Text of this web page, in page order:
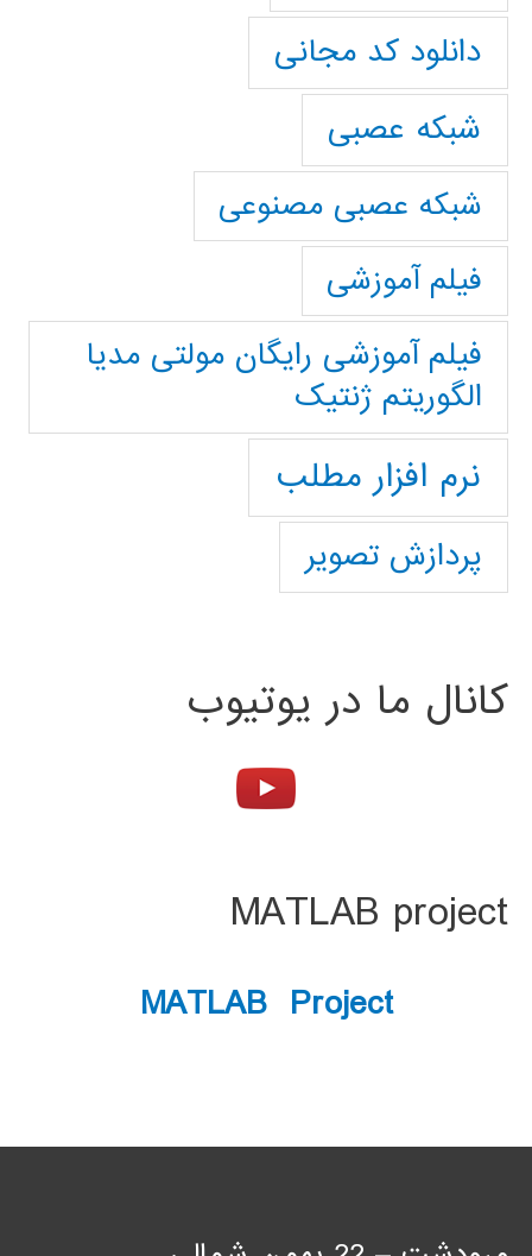
دانلود کد مجانی
شبکه عصبی
شبکه عصبی مصنوعی
فیلم آموزشی
فیلم آموزشی رایگان مولتی مدیا
الگوریتم ژنتیک
نرم افزار مطلب
پردازش تصویر
کانال ما در یوتیوب
MATLAB project
MATLAB Project